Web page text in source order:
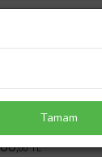
Kişiye Özel
TL
00 TL
Tamam